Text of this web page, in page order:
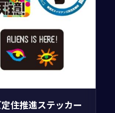
住推進ステッカー